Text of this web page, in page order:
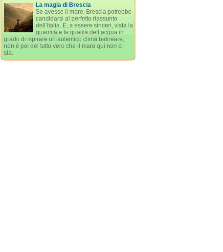
La magia di Brescia
Se avesse il mare, Brescia potrebbe
candidarsi al perfetto riassunto
dell’Italia. E, a essere sinceri, vista la
quantità e la qualità dell’acqua in
grado di ispirare un autentico clima balneare,
non è poi del tutto vero che il mare qui non ci
sia.